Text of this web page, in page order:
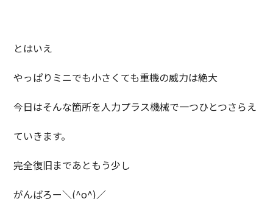
とはいえ
やっぱりミニでも小さくても重機の威力は絶大
今日はそんな箇所を人力プラス機械で一つひとつさらえ
ていきます。
完全復旧まであともう少し
がんばろー＼(^o^)／